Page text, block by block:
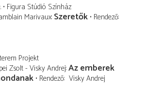
Figura Stúdió Színház
Marivaux Szeretők Rendező
Projekt
Zsolt - Visky Andrej Az emberek
Rendező Visky Andrej